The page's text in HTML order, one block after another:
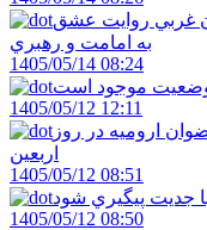
غربي روايت عشق
به امامت و رهبري
1405/05/14 08:24
وضعيت موجود است
1405/05/12 12:11
ارومیه در روز
اربعین
1405/05/12 08:51
جديت پيگيري شود
1405/05/12 08:50